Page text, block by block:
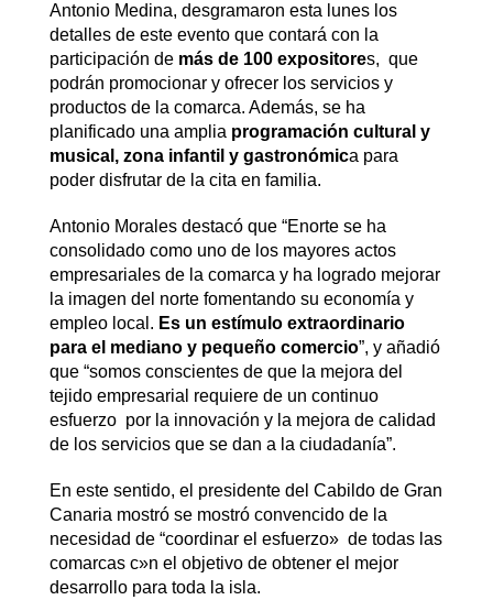
Antonio Medina, desgramaron esta lunes los
detalles de este evento que contará con la
participación demás de 100 expositores, que
podrán promocionar y ofrecer los servicios y
productos de la comarca. Además, se ha
planificado una amplia programación cultural y
musical, zona infantil y gastronómica para
poder disfrutar de la cita en familia.
Antonio Morales destacó que “Enorte se ha
consolidado como uno de los mayores actos
empresariales de la comarca y ha logrado mejorar
la imagen del norte fomentando su economía y
empleo local. Es un estímulo extraordinario
para el mediano y pequeño comercio”, y añadió
que “somos conscientes de que la mejora del
tejido empresarial requiere de un continuo
esfuerzo por la innovación y la mejora de calidad
de los servicios que se dan a la ciudadanía”.
En este sentido, el presidente del Cabildo de Gran
Canaria mostró se mostró convencido de la
necesidad de “coordinar el esfuerzo» de todas las
comarcas c»n el objetivo de obtener el mejor
desarrollo para toda la isla.